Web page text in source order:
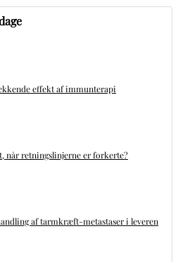
effekt af immunterapi
når retningslinjerne er forkerte?
af tarmkræft-metastaser i leveren